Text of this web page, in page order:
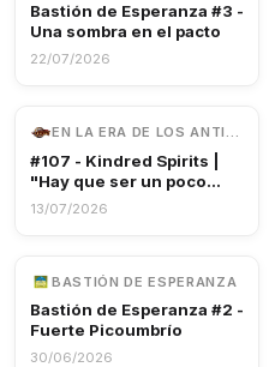
Bastión de Esperanza #3 -
Una sombra en el pacto
22/07/2026
EN LA ERA DE LOS ANTIGUOS DIOSES
#107 - Kindred Spirits |
"Hay que ser un poco
indulgentes"
13/07/2026
BASTIÓN DE ESPERANZA
Bastión de Esperanza #2 -
Fuerte Picoumbrío
30/06/2026